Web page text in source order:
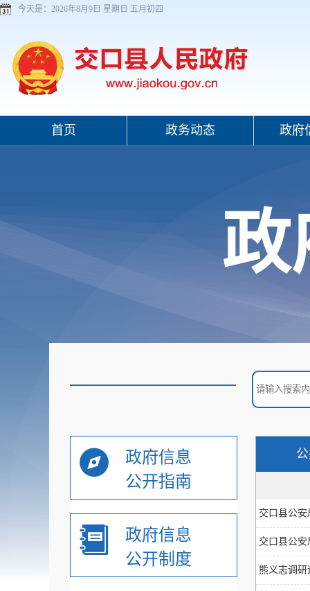
今天是： 2026年8月9日 星期日 五月初四
首页 政务动态 政府
政
政府信息
公开指南
政府信息
公开制度
交口县公
交口县公
熊义志调